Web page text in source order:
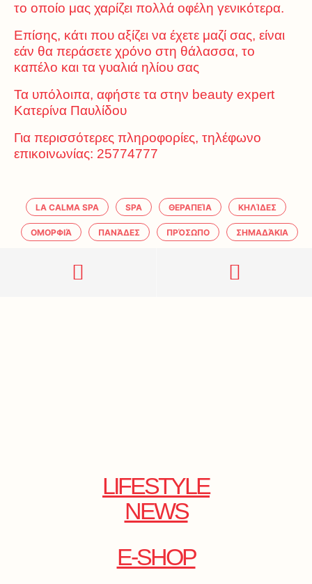
το οποίο μας χαρίζει πολλά οφέλη γενικότερα.
Επίσης, κάτι που αξίζει να έχετε μαζί σας, είναι
εάν θα περάσετε χρόνο στη θάλασσα, το
καπέλο και τα γυαλιά ηλίου σας
Τα υπόλοιπα, αφήστε τα στην beauty expert
Κατερίνα Παυλίδου
Για περισσότερες πληροφορίες, τηλέφωνο
επικοινωνίας: 25774777
LA CALMA SPA SPA ΘΕΡΑΠΕΊΑ ΚΗΛΊΔΕΣ
ΟΜΟΡΦΙΆ ΠΑΝΆΔΕΣ ΠΡΌΣΩΠΟ ΣΗΜΑΔΆΚΙΑ
LIFESTYLE
NEWS
E-SHOP